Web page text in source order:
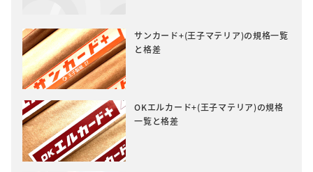
サンカード+(王子マテリア)の規格一覧
と格差
OKエルカード+(王子マテリア)の規格
一覧と格差